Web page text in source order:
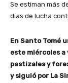
Se estiman más
días de lucha
En Santo Tomé
este miércoles
pastizales y
y siguió por La